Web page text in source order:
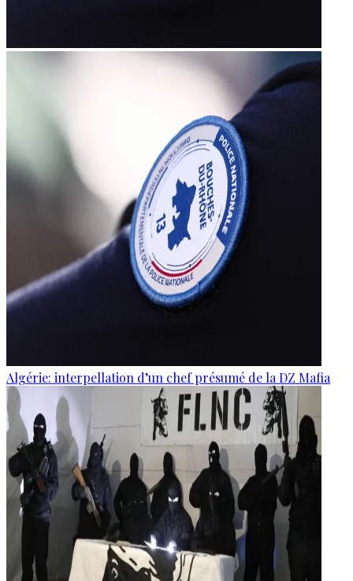
Algérie: interpellation d’un chef présumé de la DZ Mafia